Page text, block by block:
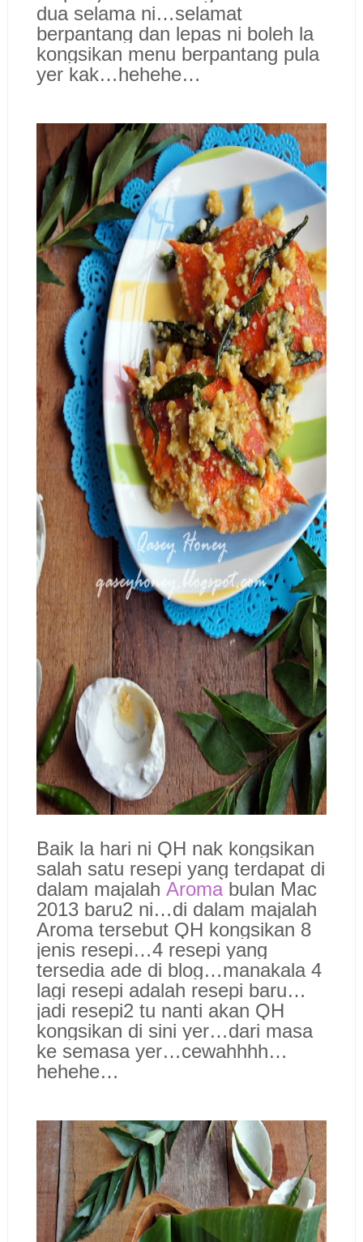
dua selama ni…selamat
berpantang dan lepas ni boleh la
kongsikan menu berpantang pula
yer kak…hehehe…
Baik la hari ni QH nak kongsikan
salah satu resepi yang terdapat di
dalam majalah Aromabulan Mac
2013 baru2 ni…di dalam majalah
Aroma tersebut QH kongsikan 8
jenis resepi…4 resepi yang
tersedia ade di blog…manakala 4
lagi resepi adalah resepi baru…
jadi resepi2 tu nanti akan QH
kongsikan di sini yer…dari masa
ke semasa yer…cewahhhh…
hehehe…